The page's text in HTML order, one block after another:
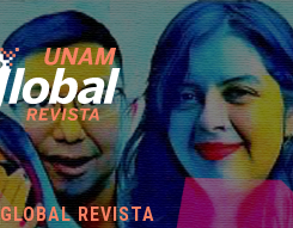
GLOBAL REVISTA